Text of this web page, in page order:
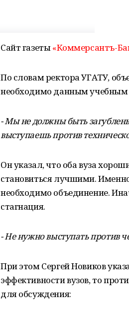
Сайт газеты«Коммерсантъ-
По словам ректора УГАТУ,
необходимо данным учебным
- Мы не должны быть
выступаешь против
Он указал, что оба вуза
становиться лучшими.
необходимо объединение.
стагнация.
- Не нужно выступать против
При этом Сергей Новиков
эффективности вузов, то
для обсуждения: